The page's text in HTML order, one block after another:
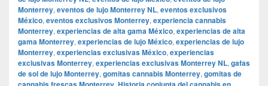
Monterrey, eventos de lujo Monterrey NL, eventos exclusivos
México, eventos exclusivos Monterrey, experiencia cannabis
Monterrey, experiencias de alta gama México, experiencias de alta
gama Monterrey, experiencias de lujo México, experiencias de lujo
Monterrey, experiencias exclusivas México, experiencias
exclusivas Monterrey, experiencias exclusivas Monterrey NL, gafas
de sol de lujo Monterrey, gomitas cannabis Monterrey, gomitas de
,